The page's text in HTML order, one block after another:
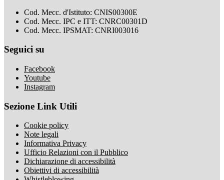
Cod. Mecc. d'Istituto: CNIS00300E
Cod. Mecc. IPC e ITT: CNRC00301D
Cod. Mecc. IPSMAT: CNRI003016
Seguici su
Facebook
Youtube
Instagram
Sezione Link Utili
Cookie policy
Note legali
Informativa Privacy
Ufficio Relazioni con il Pubblico
Dichiarazione di accessibilità
Obiettivi di accessibilità